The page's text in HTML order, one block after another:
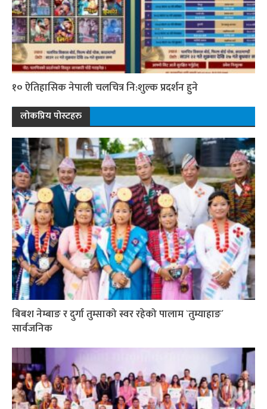
१० ऐतिहासिक नेपाली चलचित्र नि:शुल्क प्रदर्शन हुने
लोकप्रिय पोस्टहरु
बिबश नेम्बाङ र दुर्गा तुम्साको स्वर रहेको पालाम `तुम्याहाङ´
सार्वजनिक